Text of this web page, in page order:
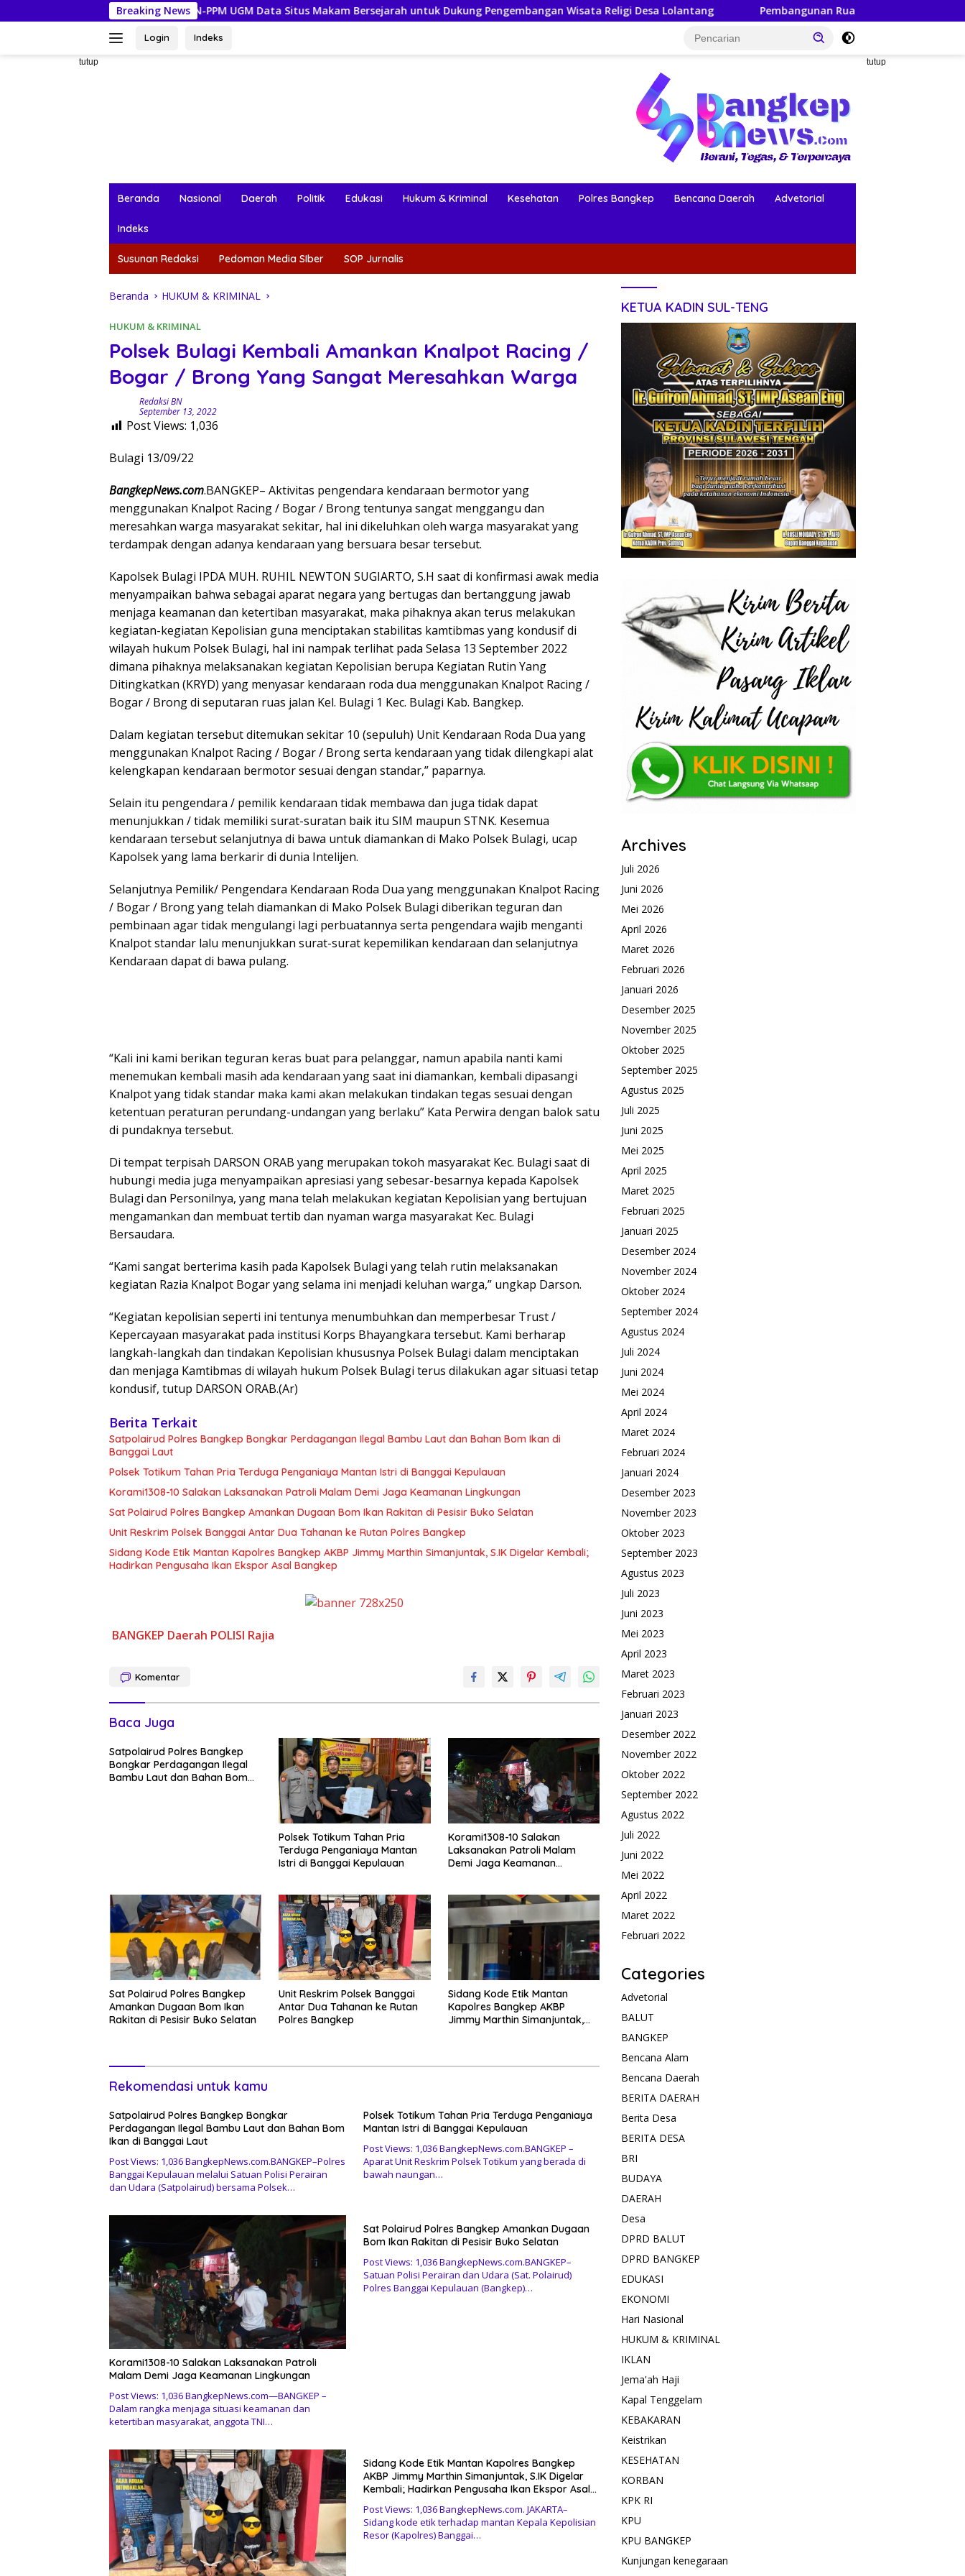
ke
Breaking News
Mahasiswa KKN-PPM UGM Data Situs Makam Bersejarah untuk Dukung Pengembangan Wisata Religi Desa Lolantang Pembangunan Ruang ICU RSUD Trikora Salakan Dimulai,
Login Indeks
tutup tutup
Beranda Nasional Daerah Politik Edukasi Hukum & Kriminal Kesehatan Polres Bangkep Bencana Daerah Advetorial
Indeks
Susunan Redaksi Pedoman Media SIber SOP Jurnalis
Beranda HUKUM & KRIMINAL
HUKUM & KRIMINAL
Polsek Bulagi Kembali Amankan Knalpot Racing /
Bogar / Brong Yang Sangat Meresahkan Warga
Redaksi BN
September 13, 2022
Post Views: 1,036
Bulagi 13/09/22
BangkepNews.com.BANGKEP– Aktivitas pengendara kendaraan bermotor yang
menggunakan Knalpot Racing / Bogar / Brong tentunya sangat menggangu dan
meresahkan warga masyarakat sekitar, hal ini dikeluhkan oleh warga masyarakat yang
terdampak dengan adanya kendaraan yang bersuara besar tersebut.
Kapolsek Bulagi IPDA MUH. RUHIL NEWTON SUGIARTO, S.H saat di konfirmasi awak media
menyampaikan bahwa sebagai aparat negara yang bertugas dan bertanggung jawab
menjaga keamanan dan ketertiban masyarakat, maka pihaknya akan terus melakukan
kegiatan-kegiatan Kepolisian guna menciptakan stabilitas kamtibmas yang kondusif di
wilayah hukum Polsek Bulagi, hal ini nampak terlihat pada Selasa 13 September 2022
dimana pihaknya melaksanakan kegiatan Kepolisian berupa Kegiatan Rutin Yang
Ditingkatkan (KRYD) yang menyasar kendaraan roda dua menggunakan Knalpot Racing /
Bogar / Brong di seputaran ruas jalan Kel. Bulagi 1 Kec. Bulagi Kab. Bangkep.
Dalam kegiatan tersebut ditemukan sekitar 10 (sepuluh) Unit Kendaraan Roda Dua yang
menggunakan Knalpot Racing / Bogar / Brong serta kendaraan yang tidak dilengkapi alat
kelengkapan kendaraan bermotor sesuai dengan standar,” paparnya.
Selain itu pengendara / pemilik kendaraan tidak membawa dan juga tidak dapat
menunjukkan / tidak memiliki surat-suratan baik itu SIM maupun STNK. Kesemua
kendaraan tersebut selanjutnya di bawa untuk diamankan di Mako Polsek Bulagi, ucap
Kapolsek yang lama berkarir di dunia Intelijen.
Selanjutnya Pemilik/ Pengendara Kendaraan Roda Dua yang menggunakan Knalpot Racing
/ Bogar / Brong yang telah diamankan di Mako Polsek Bulagi diberikan teguran dan
pembinaan agar tidak mengulangi lagi perbuatannya serta pengendara wajib menganti
Knalpot standar lalu menunjukkan surat-surat kepemilikan kendaraan dan selanjutnya
Kendaraan dapat di bawa pulang.
“Kali ini kami berikan teguran keras buat para pelanggar, namun apabila nanti kami
menemukan kembali masih ada kendaraan yang saat ini diamankan, kembali dipasangi
Knalpot yang tidak standar maka kami akan melakukan tindakan tegas sesuai dengan
ketentuan peraturan perundang-undangan yang berlaku” Kata Perwira dengan balok satu
di pundaknya tersebut.
Di tempat terpisah DARSON ORAB yang merupakan tokoh masyarakat Kec. Bulagi saat di
hubungi media juga menyampaikan apresiasi yang sebesar-besarnya kepada Kapolsek
Bulagi dan Personilnya, yang mana telah melakukan kegiatan Kepolisian yang bertujuan
mengamankan dan membuat tertib dan nyaman warga masyarakat Kec. Bulagi
Bersaudara.
“Kami sangat berterima kasih pada Kapolsek Bulagi yang telah rutin melaksanakan
kegiatan Razia Knalpot Bogar yang selama ini menjadi keluhan warga,” ungkap Darson.
“Kegiatan kepolisian seperti ini tentunya menumbuhkan dan memperbesar Trust /
Kepercayaan masyarakat pada institusi Korps Bhayangkara tersebut. Kami berharap
langkah-langkah dan tindakan Kepolisian khususnya Polsek Bulagi dalam menciptakan
dan menjaga Kamtibmas di wilayah hukum Polsek Bulagi terus dilakukan agar situasi tetap
kondusif, tutup DARSON ORAB.(Ar)
Berita Terkait
Satpolairud Polres Bangkep Bongkar Perdagangan Ilegal Bambu Laut dan Bahan Bom Ikan di
Banggai Laut
Polsek Totikum Tahan Pria Terduga Penganiaya Mantan Istri di Banggai Kepulauan
Korami1308-10 Salakan Laksanakan Patroli Malam Demi Jaga Keamanan Lingkungan
Sat Polairud Polres Bangkep Amankan Dugaan Bom Ikan Rakitan di Pesisir Buko Selatan
Unit Reskrim Polsek Banggai Antar Dua Tahanan ke Rutan Polres Bangkep
Sidang Kode Etik Mantan Kapolres Bangkep AKBP Jimmy Marthin Simanjuntak, S.IK Digelar Kembali;
Hadirkan Pengusaha Ikan Ekspor Asal Bangkep
BANGKEP Daerah POLISI Rajia
Komentar
Baca Juga
Satpolairud Polres Bangkep
Bongkar Perdagangan Ilegal
Bambu Laut dan Bahan Bom
Polsek Totikum Tahan Pria
Terduga Penganiaya Mantan
Istri di Banggai Kepulauan
Korami1308-10 Salakan
Laksanakan Patroli Malam
Demi Jaga Keamanan
Sat Polairud Polres Bangkep
Amankan Dugaan Bom Ikan
Rakitan di Pesisir Buko Selatan
Unit Reskrim Polsek Banggai
Antar Dua Tahanan ke Rutan
Polres Bangkep
Sidang Kode Etik Mantan
Kapolres Bangkep AKBP
Jimmy Marthin Simanjuntak,
Rekomendasi untuk kamu
Satpolairud Polres Bangkep Bongkar
Perdagangan Ilegal Bambu Laut dan Bahan Bom
Ikan di Banggai Laut
Post Views: 1,036 BangkepNews.com.BANGKEP–Polres
Banggai Kepulauan melalui Satuan Polisi Perairan
dan Udara (Satpolairud) bersama Polsek…
Polsek Totikum Tahan Pria Terduga Penganiaya
Mantan Istri di Banggai Kepulauan
Post Views: 1,036 BangkepNews.com.BANGKEP –
Aparat Unit Reskrim Polsek Totikum yang berada di
bawah naungan…
Korami1308-10 Salakan Laksanakan Patroli
Malam Demi Jaga Keamanan Lingkungan
Post Views: 1,036 BangkepNews.com—BANGKEP –
Dalam rangka menjaga situasi keamanan dan
ketertiban masyarakat, anggota TNI…
Sat Polairud Polres Bangkep Amankan Dugaan
Bom Ikan Rakitan di Pesisir Buko Selatan
Post Views: 1,036 BangkepNews.com.BANGKEP–
Satuan Polisi Perairan dan Udara (Sat. Polairud)
Polres Banggai Kepulauan (Bangkep)…
Sidang Kode Etik Mantan Kapolres Bangkep
AKBP Jimmy Marthin Simanjuntak, S.IK Digelar
Kembali; Hadirkan Pengusaha Ikan Ekspor Asal
Post Views: 1,036 BangkepNews.com. JAKARTA–
Sidang kode etik terhadap mantan Kepala Kepolisian
Resor (Kapolres) Banggai…
KETUA KADIN SUL-TENG
Archives
Juli 2026
Juni 2026
Mei 2026
April 2026
Maret 2026
Februari 2026
Januari 2026
Desember 2025
November 2025
Oktober 2025
September 2025
Agustus 2025
Juli 2025
Juni 2025
Mei 2025
April 2025
Maret 2025
Februari 2025
Januari 2025
Desember 2024
November 2024
Oktober 2024
September 2024
Agustus 2024
Juli 2024
Juni 2024
Mei 2024
April 2024
Maret 2024
Februari 2024
Januari 2024
Desember 2023
November 2023
Oktober 2023
September 2023
Agustus 2023
Juli 2023
Juni 2023
Mei 2023
April 2023
Maret 2023
Februari 2023
Januari 2023
Desember 2022
November 2022
Oktober 2022
September 2022
Agustus 2022
Juli 2022
Juni 2022
Mei 2022
April 2022
Maret 2022
Februari 2022
Categories
Advetorial
BALUT
BANGKEP
Bencana Alam
Bencana Daerah
BERITA DAERAH
Berita Desa
BERITA DESA
BRI
BUDAYA
DAERAH
Desa
DPRD BALUT
DPRD BANGKEP
EDUKASI
EKONOMI
Hari Nasional
HUKUM & KRIMINAL
IKLAN
Jema'ah Haji
Kapal Tenggelam
KEBAKARAN
Keistrikan
KESEHATAN
KORBAN
KPK RI
KPU
KPU BANGKEP
Kunjungan kenegaraan